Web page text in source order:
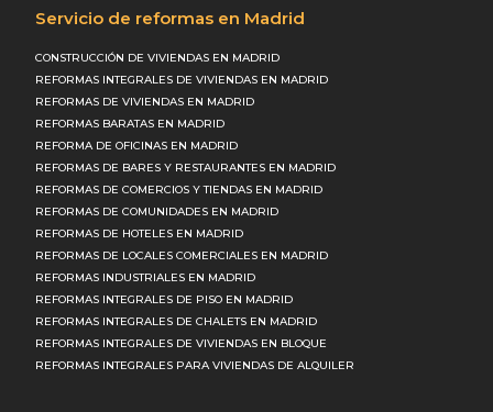
Servicio de reformas en Madrid
CONSTRUCCIÓN DE VIVIENDAS EN MADRID
REFORMAS INTEGRALES DE VIVIENDAS EN MADRID
REFORMAS DE VIVIENDAS EN MADRID
REFORMAS BARATAS EN MADRID
REFORMA DE OFICINAS EN MADRID
REFORMAS DE BARES Y RESTAURANTES EN MADRID
REFORMAS DE COMERCIOS Y TIENDAS EN MADRID
REFORMAS DE COMUNIDADES EN MADRID
REFORMAS DE HOTELES EN MADRID
REFORMAS DE LOCALES COMERCIALES EN MADRID
REFORMAS INDUSTRIALES EN MADRID
REFORMAS INTEGRALES DE PISO EN MADRID
REFORMAS INTEGRALES DE CHALETS EN MADRID
REFORMAS INTEGRALES DE VIVIENDAS EN BLOQUE
REFORMAS INTEGRALES PARA VIVIENDAS DE ALQUILER